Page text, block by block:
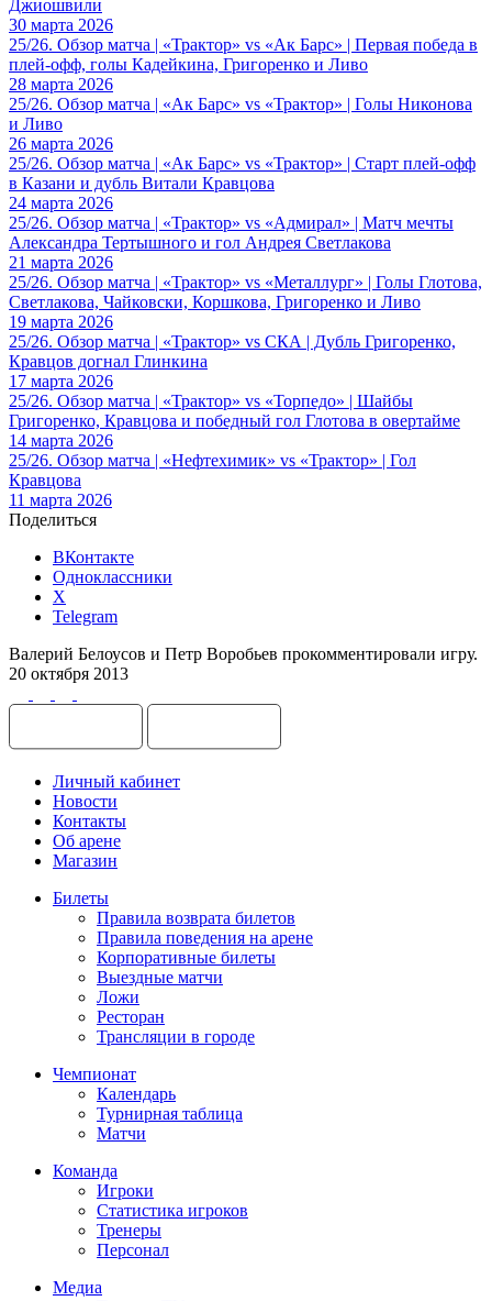
Джиошвили
30 марта 2026
25/26. Обзор матча | «Трактор» vs «Ак Барс» | Первая победа в
плей-офф, голы Кадейкина, Григоренко и Ливо
28 марта 2026
25/26. Обзор матча | «Ак Барс» vs «Трактор» | Голы Никонова
и Ливо
26 марта 2026
25/26. Обзор матча | «Ак Барс» vs «Трактор» | Старт плей-офф
в Казани и дубль Витали Кравцова
24 марта 2026
25/26. Обзор матча | «Трактор» vs «Адмирал» | Матч мечты
Александра Тертышного и гол Андрея Светлакова
21 марта 2026
25/26. Обзор матча | «Трактор» vs «Металлург» | Голы Глотова,
Светлакова, Чайковски, Коршкова, Григоренко и Ливо
19 марта 2026
25/26. Обзор матча | «Трактор» vs СКА | Дубль Григоренко,
Кравцов догнал Глинкина
17 марта 2026
25/26. Обзор матча | «Трактор» vs «Торпедо» | Шайбы
Григоренко, Кравцова и победный гол Глотова в овертайме
14 марта 2026
25/26. Обзор матча | «Нефтехимик» vs «Трактор» | Гол
Кравцова
11 марта 2026
Поделиться
ВКонтакте
Одноклассники
X
Telegram
Валерий Белоусов и Петр Воробьев прокомментировали игру.
20 октября 2013
Личный кабинет
Новости
Контакты
Об арене
Магазин
Билеты
Правила возврата билетов
Правила поведения на арене
Корпоративные билеты
Выездные матчи
Ложи
Ресторан
Трансляции в городе
Чемпионат
Календарь
Турнирная таблица
Матчи
Команда
Игроки
Статистика игроков
Тренеры
Персонал
Медиа